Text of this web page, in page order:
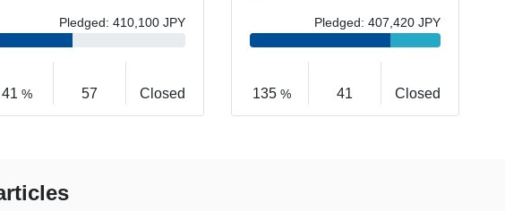
Pledged: 410,100 JPY
41 % 57 Closed
Pledged: 407,420 JPY
135% 41 Closed